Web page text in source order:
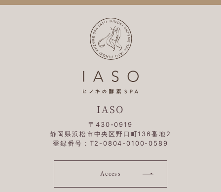
IASO
〒430-0919
静岡県浜松市中央区野口町136番地2
登録番号：T2-0804-0100-0589
Access